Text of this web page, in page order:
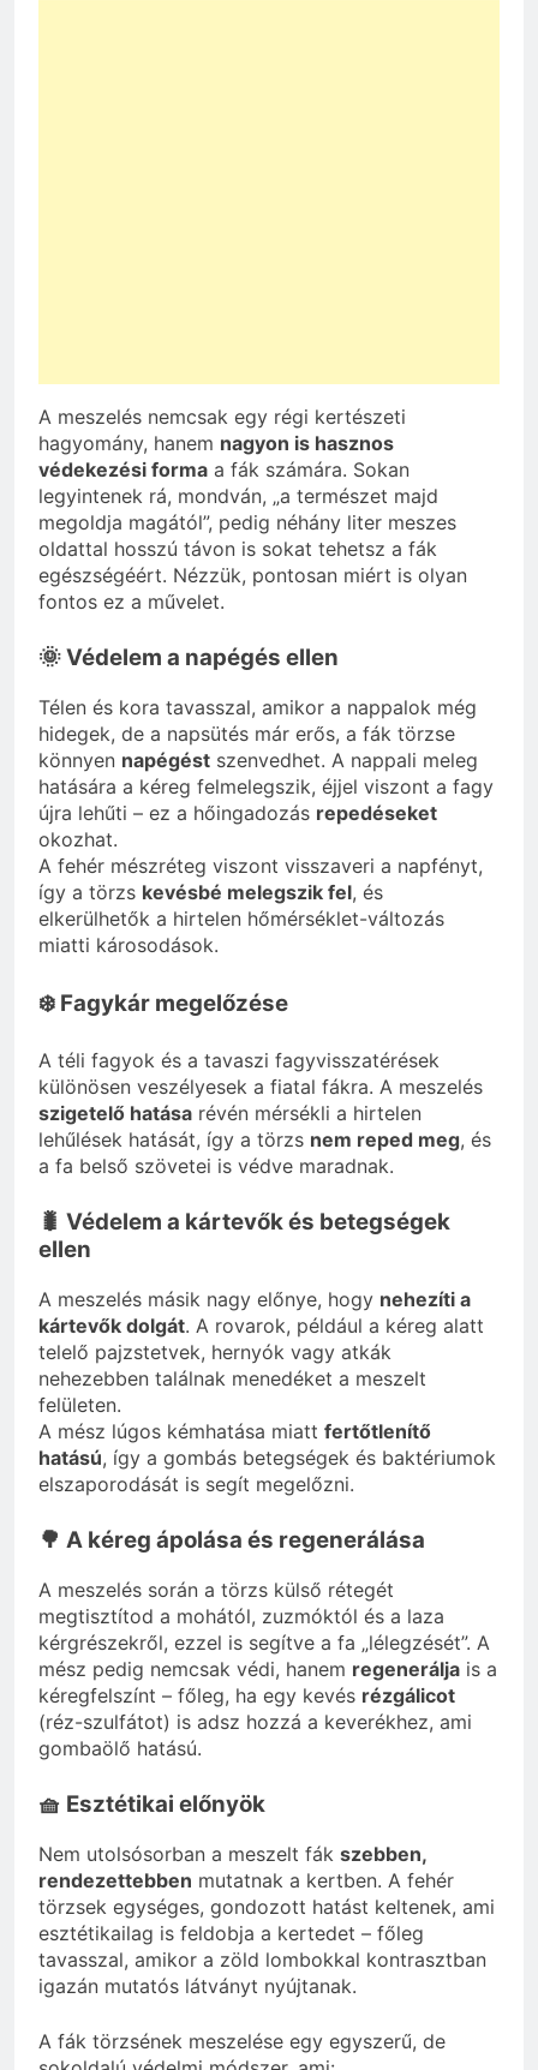
A meszelés nemcsak egy régi kertészeti
hagyomány, hanem nagyon is hasznos
védekezési forma a fák számára. Sokan
legyintenek rá, mondván, „a természet majd
megoldja magától”, pedig néhány liter meszes
oldattal hosszú távon is sokat tehetsz a fák
egészségéért. Nézzük, pontosan miért is olyan
fontos ez a művelet.
🌞 Védelem a napégés ellen
Télen és kora tavasszal, amikor a nappalok még
hidegek, de a napsütés már erős, a fák törzse
könnyen napégést szenvedhet. A nappali meleg
hatására a kéreg felmelegszik, éjjel viszont a fagy
újra lehűti – ez a hőingadozás repedéseket
okozhat.
A fehér mészréteg viszont visszaveri a napfényt,
így a törzs kevésbé melegszik fel, és
elkerülhetők a hirtelen hőmérséklet-változás
miatti károsodások.
❄️ Fagykár megelőzése
A téli fagyok és a tavaszi fagyvisszatérések
különösen veszélyesek a fiatal fákra. A meszelés
szigetelő hatása révén mérsékli a hirtelen
lehűlések hatását, így a törzs nem reped meg, és
a fa belső szövetei is védve maradnak.
🐛 Védelem a kártevők és betegségek
ellen
A meszelés másik nagy előnye, hogy nehezíti a
kártevők dolgát. A rovarok, például a kéreg alatt
telelő pajzstetvek, hernyók vagy atkák
nehezebben találnak menedéket a meszelt
felületen.
A mész lúgos kémhatása miatt fertőtlenítő
hatású, így a gombás betegségek és baktériumok
elszaporodását is segít megelőzni.
🌳 A kéreg ápolása és regenerálása
A meszelés során a törzs külső rétegét
megtisztítod a mohától, zuzmóktól és a laza
kérgrészekről, ezzel is segítve a fa „lélegzését”. A
mész pedig nemcsak védi, hanem regenerálja is a
kéregfelszínt – főleg, ha egy kevés rézgálicot
(réz-szulfátot) is adsz hozzá a keverékhez, ami
gombaölő hatású.
🧺 Esztétikai előnyök
Nem utolsósorban a meszelt fák szebben,
rendezettebben mutatnak a kertben. A fehér
törzsek egységes, gondozott hatást keltenek, ami
esztétikailag is feldobja a kertedet – főleg
tavasszal, amikor a zöld lombokkal kontrasztban
igazán mutatós látványt nyújtanak.
A fák törzsének meszelése egy egyszerű, de